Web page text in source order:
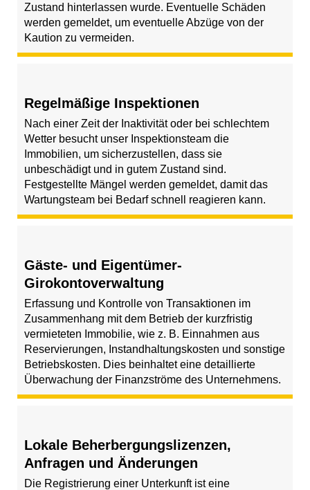
Zustand hinterlassen wurde. Eventuelle Schäden
werden gemeldet, um eventuelle Abzüge von der
Kaution zu vermeiden.
Regelmäßige Inspektionen
Nach einer Zeit der Inaktivität oder bei schlechtem
Wetter besucht unser Inspektionsteam die
Immobilien, um sicherzustellen, dass sie
unbeschädigt und in gutem Zustand sind.
Festgestellte Mängel werden gemeldet, damit das
Wartungsteam bei Bedarf schnell reagieren kann.
Gäste- und Eigentümer-
Girokontoverwaltung
Erfassung und Kontrolle von Transaktionen im
Zusammenhang mit dem Betrieb der kurzfristig
vermieteten Immobilie, wie z. B. Einnahmen aus
Reservierungen, Instandhaltungskosten und sonstige
Betriebskosten. Dies beinhaltet eine detaillierte
Überwachung der Finanzströme des Unternehmens.
Lokale Beherbergungslizenzen,
Anfragen und Änderungen
Die Registrierung einer Unterkunft ist eine